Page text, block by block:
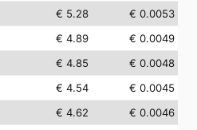
€ 5.28
€ 0.0053
€ 4.89
€ 0.0049
€ 4.85
€ 0.0048
€ 4.54
€ 0.0045
€ 4.62
€ 0.0046